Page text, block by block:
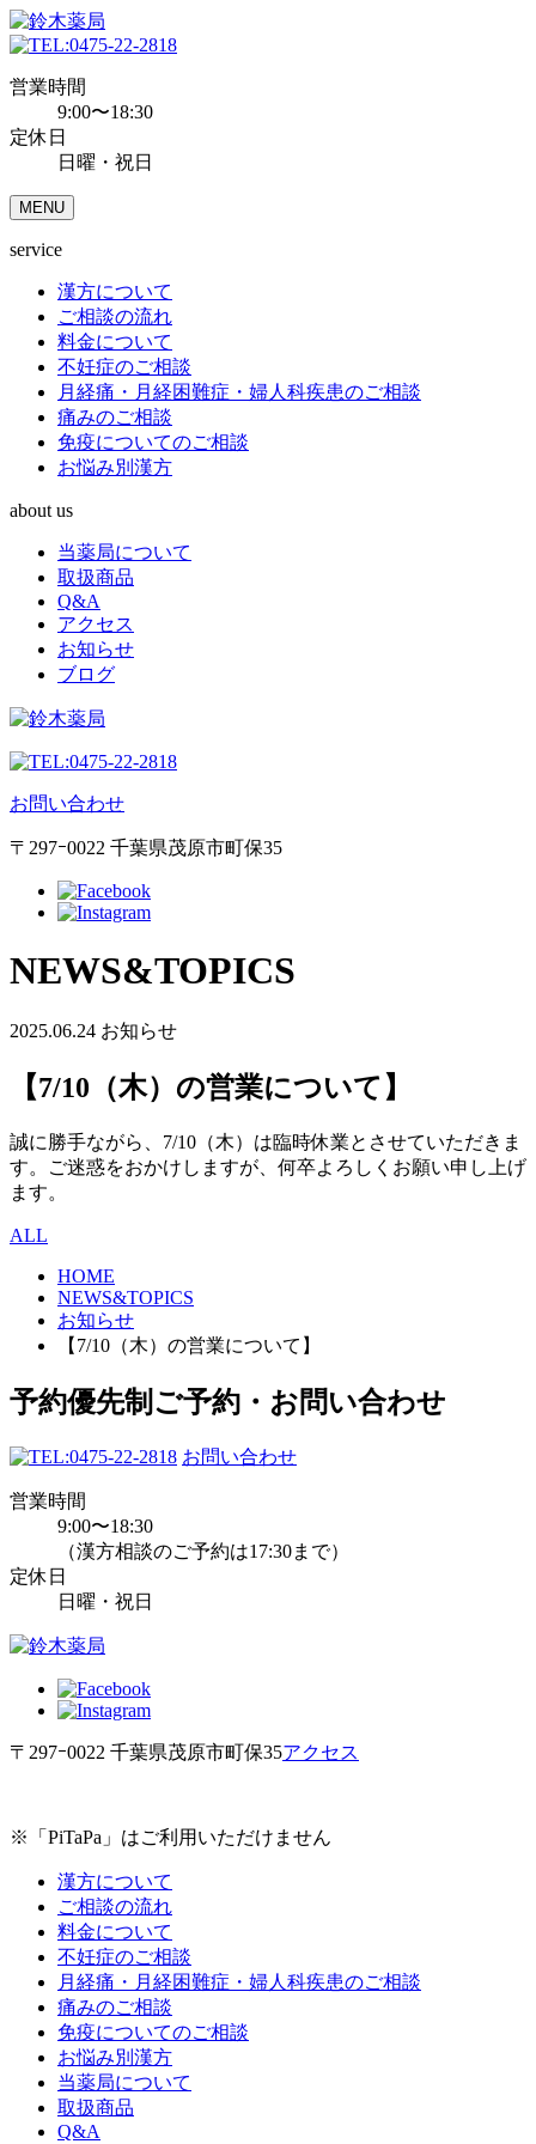
0475-22-2818
営業時間
9:00〜18:30
定休日
日曜・祝日
MENU
service
漢方について
ご相談の流れ
料金について
不妊症のご相談
月経痛・月経困難症・婦人科疾患のご相談
痛みのご相談
免疫についてのご相談
お悩み別漢方
about us
当薬局について
取扱商品
Q&A
アクセス
お知らせ
ブログ
0475-22-2818
お問い合わせ
〒297ｰ0022 千葉県茂原市町保35
NEWS&TOPICS
2025.06.24 お知らせ
【7/10（木）の営業について】
誠に勝手ながら、7/10（木）は臨時休業とさせていただきま
す。ご迷惑をおかけしますが、何卒よろしくお願い申し上げ
ます。
ALL
HOME
NEWS&TOPICS
お知らせ
【7/10（木）の営業について】
予約優先制 ご予約・お問い合わせ
0475-22-2818 お問い合わせ
営業時間
9:00〜18:30
（漢方相談のご予約は17:30まで）
定休日
日曜・祝日
〒297ｰ0022 千葉県茂原市町保35アクセス
※「PiTaPa」はご利用いただけません
漢方について
ご相談の流れ
料金について
不妊症のご相談
月経痛・月経困難症・婦人科疾患のご相談
痛みのご相談
免疫についてのご相談
お悩み別漢方
当薬局について
取扱商品
Q&A